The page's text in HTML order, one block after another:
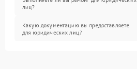
лиц?
Какую документацию вы предоставляете
для юридических лиц?